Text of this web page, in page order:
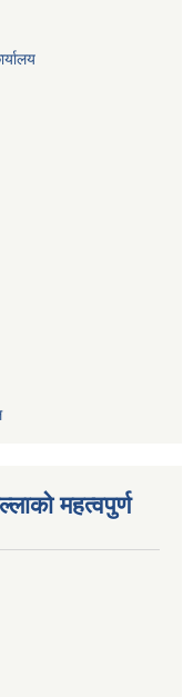
महत्वपुर्ण